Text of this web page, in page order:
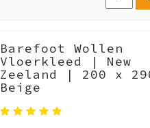
Barefoot Wollen
Vloerkleed | New
Zeeland | 200 x
Beige